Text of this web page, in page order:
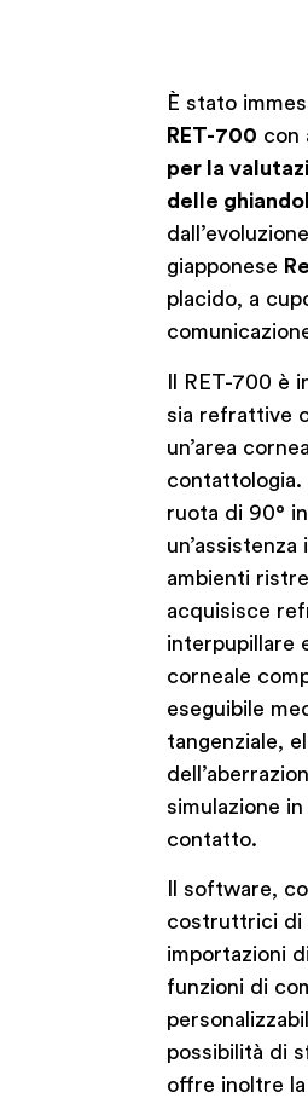
È stato
RET-700 con
per la
delle
giapponese
placido, a
Il RET-700 è
sia refrattive
un’area
contattologia.
ruota di 90°
ambienti
acquisisce
interpupillare
corneale
eseguibile
tangenziale,
simulazione
contatto.
Il software,
costruttrici di
importazioni
funzioni di
possibilità di
offre inoltre la